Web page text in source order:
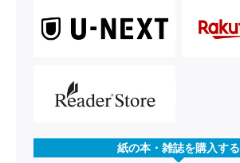
紙の本・雑誌を購入する